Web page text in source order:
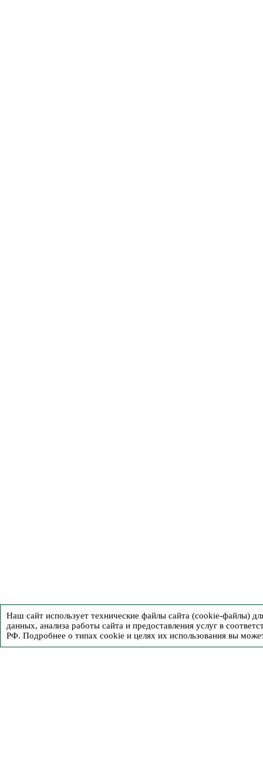
Наш сайт использует технические файлы сайта (cookie-файлы)
данных, анализа работы сайта и предоставления услуг в
РФ. Подробнее о типах cookie и целях их использования вы